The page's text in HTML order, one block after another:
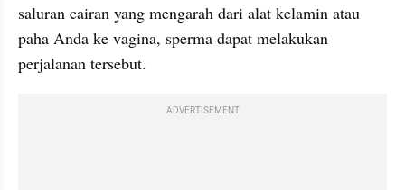
saluran cairan yang mengarah dari alat kelamin atau
paha Anda ke vagina, sperma dapat melakukan
perjalanan tersebut.
ADVERTISEMENT